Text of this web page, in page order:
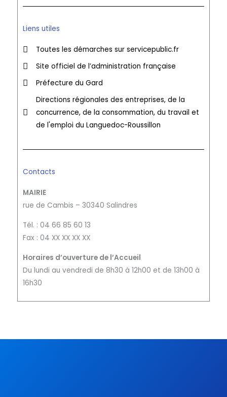
Liens utiles
Toutes les démarches sur servicepublic.fr
Site officiel de l’administration française
Préfecture du Gard
Directions régionales des entreprises, de la
concurrence, de la consommation, du travail et
de l'emploi du Languedoc-Roussillon
Contacts
MAIRIE
rue de Cambis – 30340 Salindres
Tél. : 04 66 85 60 13
Fax : 04 XX XX XX XX
Horaires d’ouverture de l’Accueil
Du lundi au vendredi de 8h30 à 12h00 et de 13h00 à
16h30